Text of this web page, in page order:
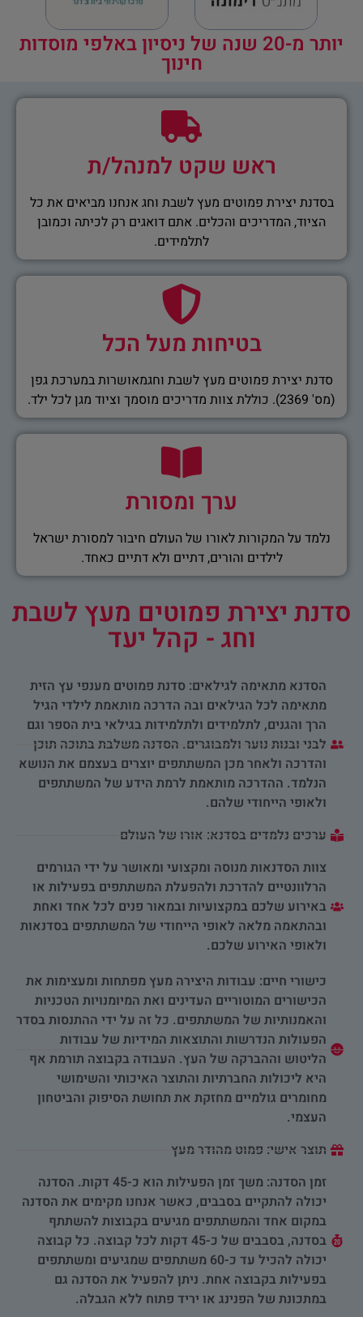
יותר מ-20 שנה של ניסיון באלפי מוסדות
חינוך
ראש שקט למנהל/ת
בסדנת יצירת פמוטים מעץ לשבת וחג אנחנו מביאים את כל
הציוד, המדריכים והכלים. אתם דואגים רק לכיתה וכמובן
לתלמידים.
בטיחות מעל הכל
סדנת יצירת פמוטים מעץ לשבת וחגמאושרות במערכת גפן
(מס' 2369). כוללת צוות מדריכים מוסמך וציוד מגן לכל ילד.
ערך ומסורת
נלמד על המקורות לאורו של העולם חיבור למסורת ישראל
לילדים והורים, דתיים ולא דתיים כאחד.
סדנת יצירת פמוטים מעץ לשבת
וחג - קהל יעד
הסדנא מתאימה לגילאים: סדנת פמוטים מענפי עץ הזית
מתאימה לכל הגילאים ובה הדרכה מותאמת לילדי הגיל
הרך והגנים, לתלמידים ולתלמידות בגילאי בית הספר וגם
לבני ובנות נוער ולמבוגרים. הסדנה משלבת בתוכה תוכן
והדרכה ולאחר מכן המשתתפים יוצרים בעצמם את הנושא
הנלמד. ההדרכה מותאמת לרמת הידע של המשתתפים
ולאופי הייחודי שלהם.
ערכים נלמדים בסדנא: אורו של העולם
צוות הסדנאות מנוסה ומקצועי ומאושר על ידי הגורמים
הרלוונטיים להדרכת ולהפעלת המשתתפים בפעילות או
באירוע שלכם במקצועיות ובמאור פנים לכל אחד ואחת
ובהתאמה מלאה לאופי הייחודי של המשתתפים בסדנאות
ולאופי האירוע שלכם.
כישורי חיים: עבודות היצירה מעץ מפתחות ומעצימות את
הכישורים המוטוריים העדינים ואת המיומנויות הטכניות
והאמנותיות של המשתתפים. כל זה על ידי ההתנסות בסדר
הפעולות הנדרשות והתוצאות המידיות של עבודות
הליטוש וההברקה של העץ. העבודה בקבוצה תורמת אף
היא ליכולות החברתיות והתוצר האיכותי והשימושי
מחומרים גולמיים מחזקת את תחושת הסיפוק והביטחון
העצמי.
תוצר אישי: פמוט מהודר מעץ
זמן הסדנה: משך זמן הפעילות הוא כ-45 דקות. הסדנה
יכולה להתקיים בסבבים, כאשר אנחנו מקימים את הסדנה
במקום אחד והמשתתפים מגיעים בקבוצות להשתתף
בסדנה, בסבבים של כ-45 דקות לכל קבוצה. כל קבוצה
יכולה להכיל עד כ-60 משתתפים שמגיעים ומשתתפים
בפעילות בקבוצה אחת. ניתן להפעיל את הסדנה גם
במתכונת של הפנינג או יריד פתוח ללא הגבלה.